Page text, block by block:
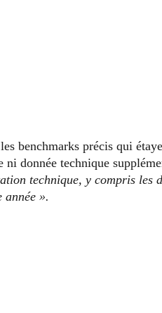
benchmarks précis qui
donnée technique
technique, y compris les
année ».